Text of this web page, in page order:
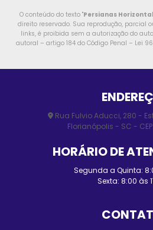
O conteúdo do texto "Persianas
direito reservado. Sua reprodução, parcial
links, é proibida sem a autorização do
autoral – artigo 184 do Código Penal – Lei
Rua Fulvio Aducci, 280 -
Florianópolis - SC -
HORÁRIO DE
Segunda a Quinta:
Sexta: 8:00 às